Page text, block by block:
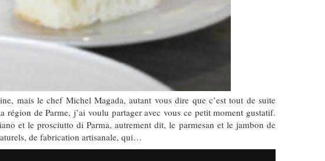
mais le chef Michel Magada, autant vous dire que c’est tout de suite
de Parme, j’ai voulu partager avec vous ce petit moment gustatif.
et le prosciutto di Parma, autrement dit, le parmesan et le jambon de
de fabrication artisanale, qui…